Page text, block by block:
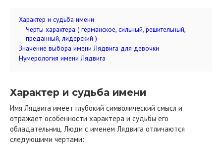
Характер и судьба имени
Черты характера ( германское, сильный, решительный,
преданный, лидерский )
Значение выбора имени Лядвига для девочки
Нумерология имени Лядвига
Характер и судьба имени
Имя Лядвига имеет глубокий символический смысл и
отражает особенности характера и судьбы его
обладательниц. Люди с именем Лядвига отличаются
следующими чертами: